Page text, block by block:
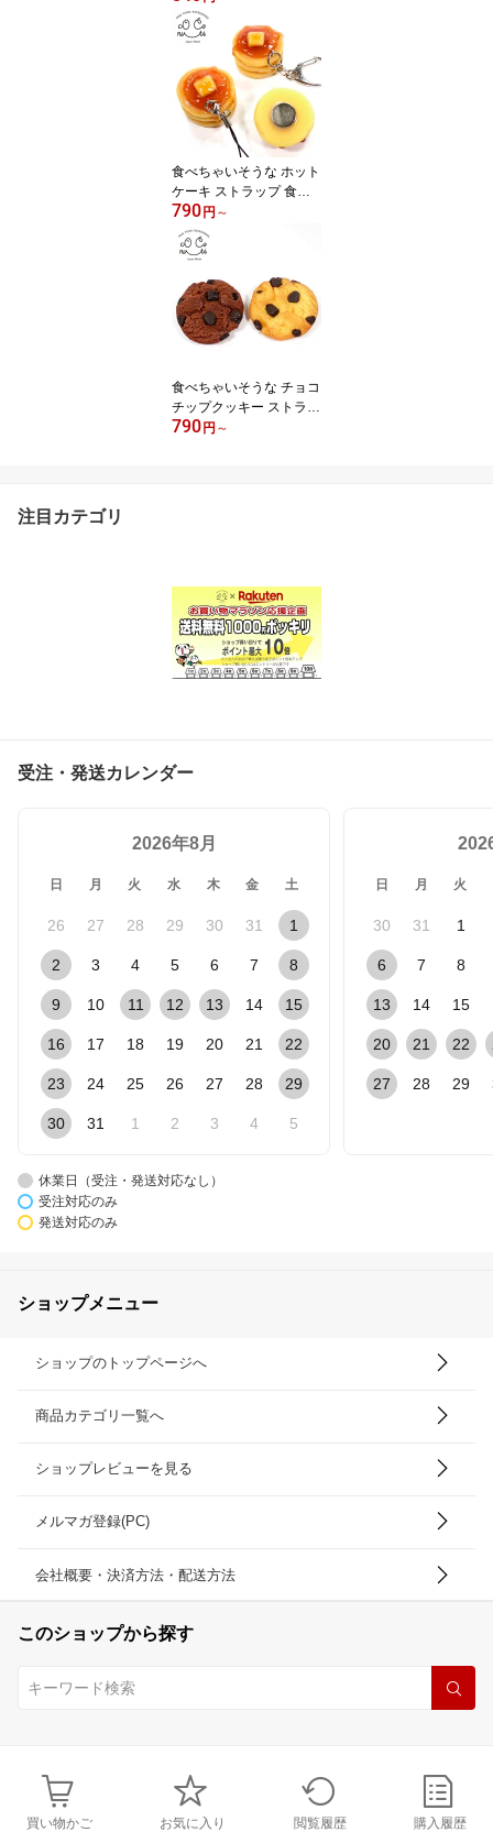
ローチ マグネット 食品
サンプル スイーツ
食べちゃいそうな ホット
ケーキ ストラップ 食品
サンプルキーホルダー マ
グネット 食品サンプルマ
グネット 食べ物 食品 キ
スイーツ お菓子
790 円 ～
食べちゃいそうな チョコ
チップクッキー ストラッ
プ スイーツ 食べ物 食品
790 円 ～
注目カテゴリ
受注・発送カレンダー
2026年8月
日 月 火 水 木 金 土
26 27 28 29 30 31 1
2 3 4 5 6 7 8
9 10 11 12 13 14 15
16 17 18 19 20 21 22
23 24 25 26 27 28 29
30 31 1 2 3 4 5
日 月 火
30 31 1
6 7 8
13 14 15
20 21 22
27 28 29
休業日（受注・発送対応なし）
受注対応のみ
発送対応のみ
ショップメニュー
ショップのトップページへ
商品カテゴリ一覧へ
ショップレビューを見る
メルマガ登録(PC)
会社概要・決済方法・配送方法
このショップから探す
買い物かご お気に入り 閲覧履歴 購入履歴